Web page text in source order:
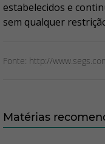
estabelecidos e
sem qualquer
Fonte: http://
Matérias